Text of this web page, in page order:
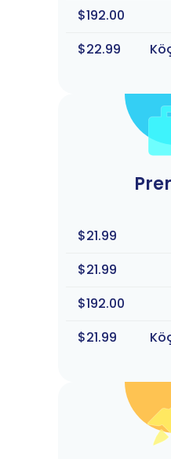
$192.00
$22.99
$21.99
$21.99
$192.00
$21.99